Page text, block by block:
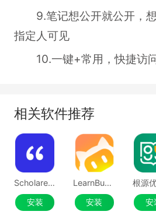
9.笔记想公开就公开，想
指定人可见
10.一键+常用，快捷访
相关软件推荐
Scholaread靠岸学术Mac版
安装
LearnBuddy Mac版
安装
安